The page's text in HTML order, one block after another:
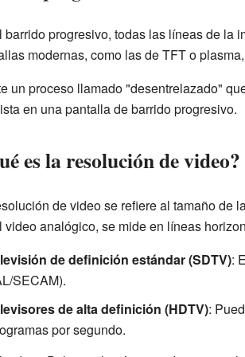
barrido progresivo, todas las líneas de la
modernas, como las de TFT o
un proceso llamado "desentrelazado"
en una pantalla de barrido progresivo.
es la resolución de video?
de video se refiere al tamaño de
video analógico, se mide en líneas
de definición estándar (SDTV):
SECAM).
de alta definición (HDTV):
por segundo.